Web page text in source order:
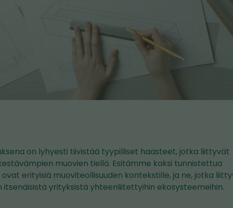
on lyhyesti tiivistää tyypilliset haasteet, jotka liittyvät
muovien tiellä. Esitämme kaksi tunnistettua
erityisiä muoviteollisuuden kontekstille, ja ne, jotka
itsenäisistä yrityksistä yhteenliitettyihin ekosysteemeihin.